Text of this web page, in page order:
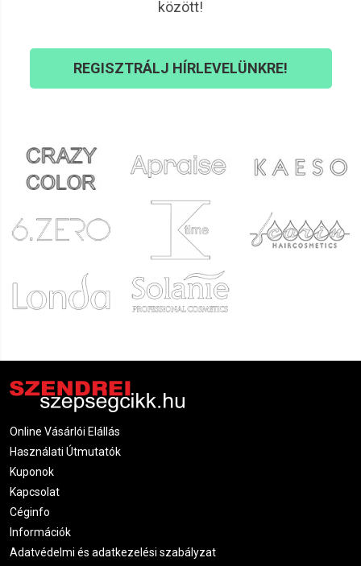
megelőzik a szőrszálak benövését. A kezelés utáni
megfelelő ápolás jelentősen javítja a bőr komfortérzetét és
Bőrnyugtató gélek és balzsamok (pl. aloe vera, kamilla)
Olaj alapú gyantamaradvány eltávolítók
Szérumok a benőtt szőrszálak megelőzésére
Komplett szőrtelenítési rutin – lépésről lépésre
Bőr előkészítése: tisztítás, fertőtlenítés, hintőpor
Tisztítás: maradványok eltávolítása
Nyugtatás: bőr hidratálása, hűsítése
Védelem: benőtt szőrszálak és gyulladások megelőzése
Kinek ajánljuk ezeket a termékeket?
Ezek az elő- és utóápoló termékek kiválóan használhatók:
Kozmetikákban, ahol napi szinten történik szőrtelenítés
Otthoni felhasználásra, ha szeretnéd kímélni és ápolni
bőrödet
között!
REGISZTRÁLJ HÍRLEVELÜNKRE!
Online Vásárlói Elállás
Használati Útmutatók
Kuponok
Kapcsolat
Céginfo
Információk
Adatvédelmi és adatkezelési szabályzat